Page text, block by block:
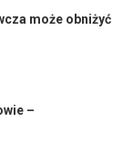
może obniżyć
–